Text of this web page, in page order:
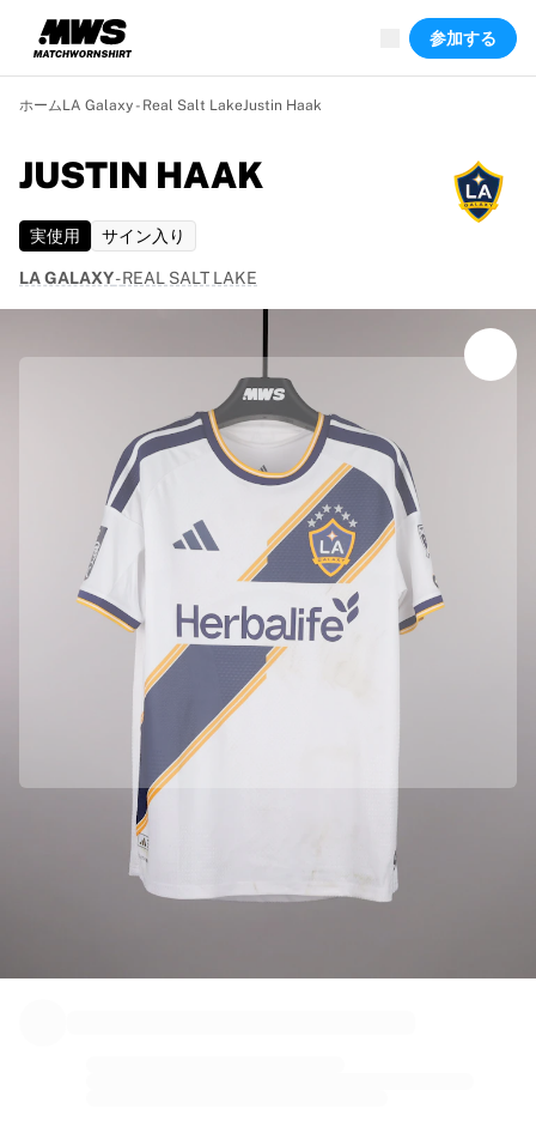
ハイライト
ワールドチャンピオンシップオークション
レジェンドコレクション
ツール・ド・フランス
オークション
まもなく終了
隠れた名作
商品
デビューユニフォーム
ハイライト
世界選手権オークション
レジェンドコレクション
サッカーをすべて見る
米国
パリ・サンジェルマン
FCバイエルン・ミュンヘン
すべてのチームを表示
参加する
ホームLA Galaxy - Real Salt LakeJustin Haak
JUSTIN HAAK
実使用 サイン入り
LA GALAXY-REAL SALT LAKE
Officially partnered with Major League Soccer (MLS)
We collected this product directly from Major League Soccer (MLS)
to ensure its authenticity.